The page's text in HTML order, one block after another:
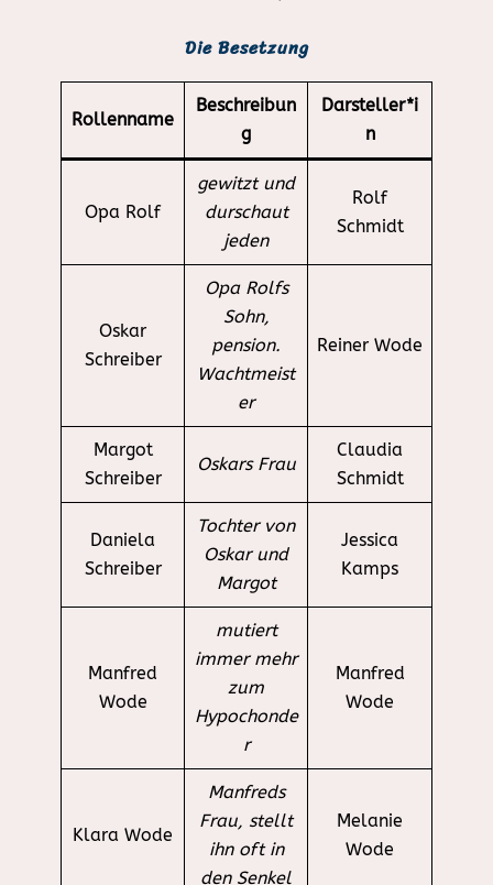
Die Besetzung
Rollenname
Beschreibun
g
Darsteller*i
n
Opa Rolf
gewitzt und
durschaut
jeden
Rolf
Schmidt
Oskar
Schreiber
Opa Rolfs
Sohn,
pension.
Wachtmeist
er
Reiner Wode
Margot
Schreiber
Oskars Frau
Claudia
Schmidt
Daniela
Schreiber
Tochter von
Oskar und
Margot
Jessica
Kamps
Manfred
Wode
mutiert
immer mehr
zum
Hypochonde
r
Manfred
Wode
Klara Wode
Manfreds
Frau, stellt
ihn oft in
den Senkel
Melanie
Wode